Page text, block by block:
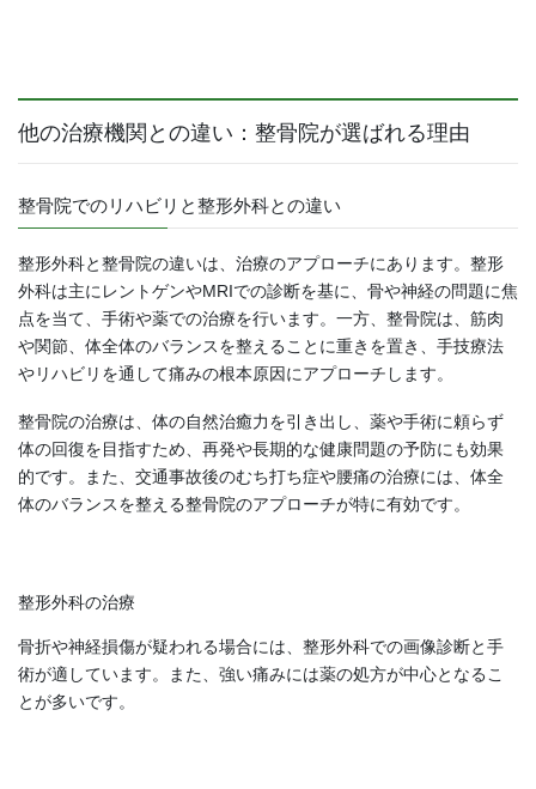
他の治療機関との違い：整骨院が選ばれる理由
整骨院でのリハビリと整形外科との違い
整形外科と整骨院の違いは、治療のアプローチにあります。整形
外科は主にレントゲンやMRIでの診断を基に、骨や神経の問題に焦
点を当て、手術や薬での治療を行います。一方、整骨院は、筋肉
や関節、体全体のバランスを整えることに重きを置き、手技療法
やリハビリを通して痛みの根本原因にアプローチします。
整骨院の治療は、体の自然治癒力を引き出し、薬や手術に頼らず
体の回復を目指すため、再発や長期的な健康問題の予防にも効果
的です。また、交通事故後のむち打ち症や腰痛の治療には、体全
体のバランスを整える整骨院のアプローチが特に有効です。
整形外科の治療
骨折や神経損傷が疑われる場合には、整形外科での画像診断と手
術が適しています。また、強い痛みには薬の処方が中心となるこ
とが多いです。